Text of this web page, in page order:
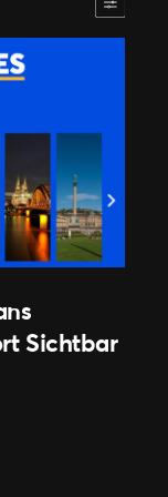
Sichtbar